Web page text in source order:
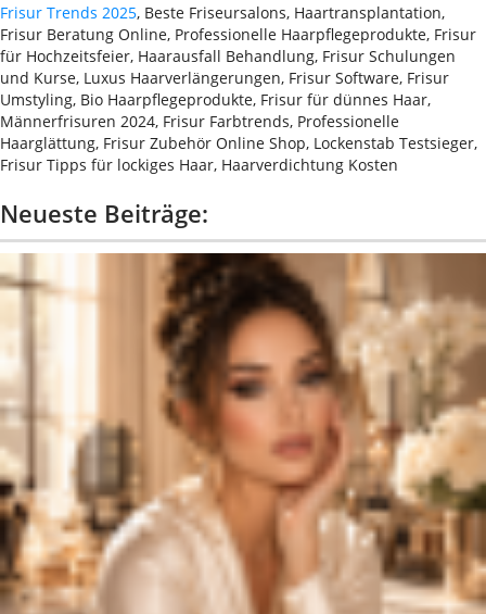
Frisur Trends 2025, Beste Friseursalons, Haartransplantation,
Frisur Beratung Online, Professionelle Haarpflegeprodukte, Frisur
für Hochzeitsfeier, Haarausfall Behandlung, Frisur Schulungen
und Kurse, Luxus Haarverlängerungen, Frisur Software, Frisur
Umstyling, Bio Haarpflegeprodukte, Frisur für dünnes Haar,
Männerfrisuren 2024, Frisur Farbtrends, Professionelle
Haarglättung, Frisur Zubehör Online Shop, Lockenstab Testsieger,
Frisur Tipps für lockiges Haar, Haarverdichtung Kosten
Neueste Beiträge: